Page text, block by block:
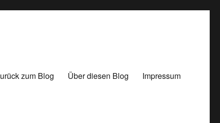
zum Blog Über diesen Blog Impressum